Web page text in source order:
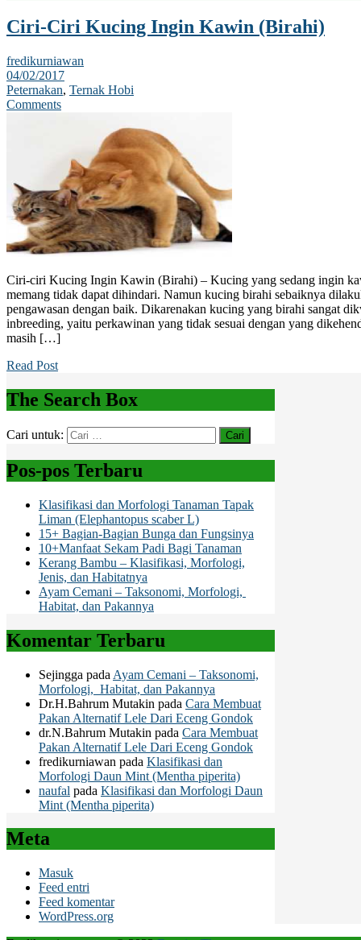
Ciri-Ciri Kucing Ingin Kawin (Birahi)
fredikurniawan
04/02/2017
Peternakan, Ternak Hobi
Comments
Ciri-ciri Kucing Ingin Kawin (Birahi) – Kucing yang sedang ingin
memang tidak dapat dihindari. Namun kucing birahi sebaiknya
pengawasan dengan baik. Dikarenakan kucing yang birahi sangat
inbreeding, yaitu perkawinan yang tidak sesuai dengan yang
masih […]
Read Post
The Search Box
Cari untuk:
Pos-pos Terbaru
Klasifikasi dan Morfologi Tanaman Tapak
Liman (Elephantopus scaber L)
15+ Bagian-Bagian Bunga dan Fungsinya
10+Manfaat Sekam Padi Bagi Tanaman
Kerang Bambu – Klasifikasi, Morfologi,
Jenis, dan Habitatnya
Ayam Cemani – Taksonomi, Morfologi,
Habitat, dan Pakannya
Komentar Terbaru
Sejingga pada Ayam Cemani – Taksonomi,
Morfologi, Habitat, dan Pakannya
Dr.H.Bahrum Mutakin pada Cara Membuat
Pakan Alternatif Lele Dari Eceng Gondok
dr.N.Bahrum Mutakin pada Cara Membuat
Pakan Alternatif Lele Dari Eceng Gondok
fredikurniawan pada Klasifikasi dan
Morfologi Daun Mint (Mentha piperita)
naufal pada Klasifikasi dan Morfologi Daun
Mint (Mentha piperita)
Meta
Masuk
Feed entri
Feed komentar
WordPress.org